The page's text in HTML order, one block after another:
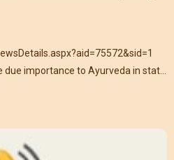
importance to Ayurveda in state